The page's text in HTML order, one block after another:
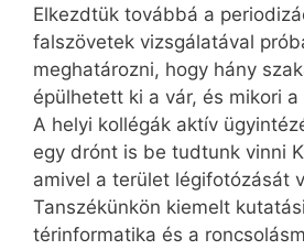
Elkezdtük továbbá a
falszövetek vizsgálatával
meghatározni, hogy hány
épülhetett ki a vár, és mikori
A helyi kollégák aktív
egy drónt is be tudtunk vinni
amivel a terület lé­gi­fotózását
Tanszékünkön kiemelt
térinformatika és a